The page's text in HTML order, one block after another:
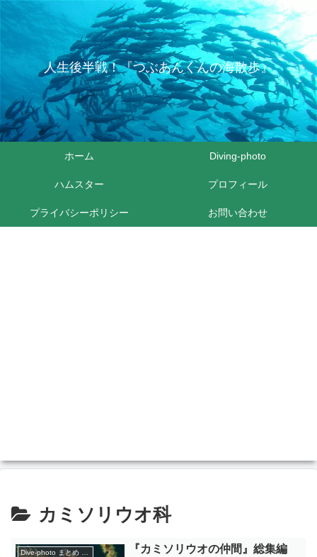
人生後半戦！『つぶあんくんの海散歩』
ホーム Diving-photo
ハムスター プロフィール
プライバシーポリシー お問い合わせ
カミソリウオ科
『カミソリウオの仲間』総集編